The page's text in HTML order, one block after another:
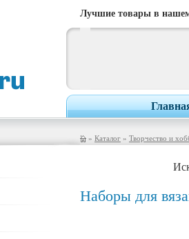
Лучшие товары в
» Каталог » Творчество и
Наборы для